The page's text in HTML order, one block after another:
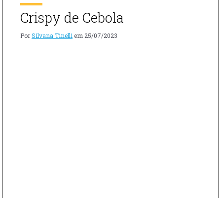
Crispy de Cebola
PorSilvana Tinelli em 25/07/2023